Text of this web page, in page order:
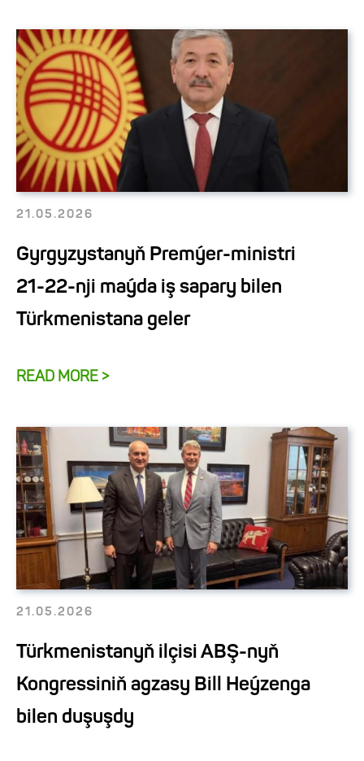
21.05.2026
Gyrgyzystanyň Premýer-ministri
21-22-nji maýda iş sapary bilen
Türkmenistana geler
READ MORE >
21.05.2026
Türkmenistanyň ilçisi ABŞ-nyň
Kongressiniň agzasy Bill Heýzenga
bilen duşuşdy